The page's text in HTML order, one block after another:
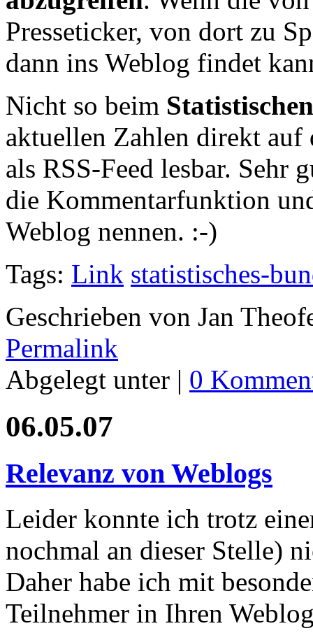
Presseticker, von dort zu
dann ins Weblog findet
Nicht so beim
aktuellen Zahlen direkt
als RSS-Feed lesbar. Sehr
die Kommentarfunktion
Weblog nennen. :-)
Tags: Link statistisches-
Geschrieben von Jan
Permalink
Abgelegt unter | 0
06.05.07
Relevanz von Weblogs
Leider konnte ich trotz
nochmal an dieser Stelle)
Daher habe ich mit
Teilnehmer in Ihren